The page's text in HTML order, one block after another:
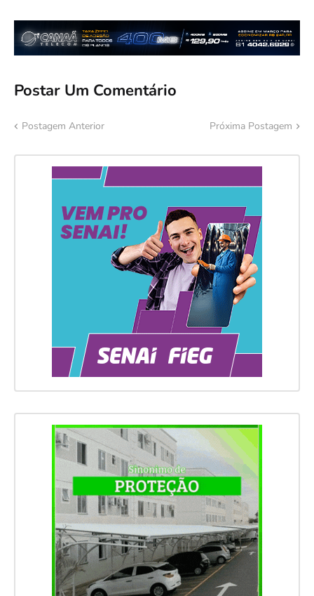
Postar Um Comentário
Postagem Anterior Próxima Postagem